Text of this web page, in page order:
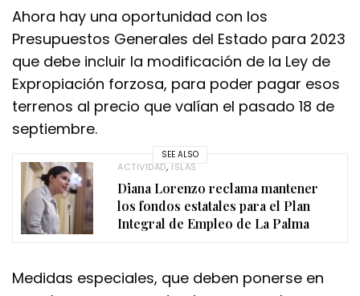
Ahora hay una oportunidad con los
Presupuestos Generales del Estado para 2023
que debe incluir la modificación de la Ley de
Expropiación forzosa, para poder pagar esos
terrenos al precio que valían el pasado 18 de
septiembre.
SEE ALSO
ACTIVIDAD, ISLAS
Diana Lorenzo reclama mantener
los fondos estatales para el Plan
Integral de Empleo de La Palma
Medidas especiales, que deben ponerse en